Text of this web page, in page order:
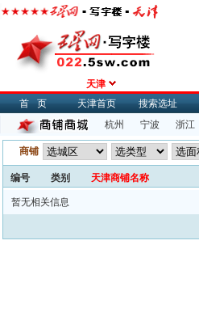
天津
首页
天津首页 搜索选址
杭州
宁波 浙江
商铺
编号 类别 天津商铺名称
暂无相关信息